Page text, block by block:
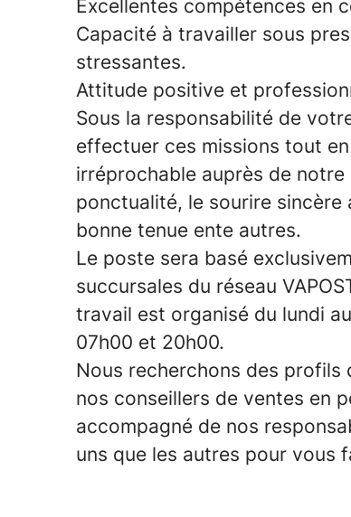
Excellentes compétences en
Capacité à travailler sous
stressantes.
Attitude positive et
Sous la responsabilité de
effectuer ces missions tout
irréprochable auprès de
ponctualité, le sourire sincère
bonne tenue ente autres.
Le poste sera basé
succursales du réseau
travail est organisé du lundi
07h00 et 20h00.
Nous recherchons des profils
nos conseillers de ventes en
accompagné de nos
uns que les autres pour vous